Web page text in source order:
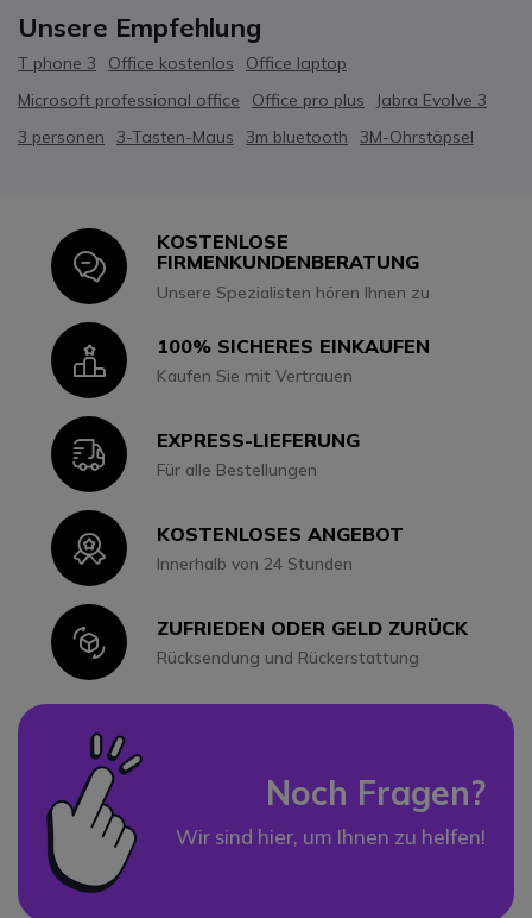
Unsere Empfehlung
T phone 3 Office kostenlos
Office laptop
Microsoft professional office
Office pro plus
Jabra Evolve 3
3 personen
3-Tasten-Maus 3m bluetooth 3M-Ohrstöpsel
Icon
KOSTENLOSE
FIRMENKUNDENBERATUNG
Unsere Spezialisten hören Ihnen zu
Icon100% SICHERES EINKAUFEN
Kaufen Sie mit Vertrauen
IconEXPRESS-LIEFERUNG
Für alle Bestellungen
IconKOSTENLOSES ANGEBOT
Innerhalb von 24 Stunden
IconZUFRIEDEN ODER GELD ZURÜCK
Rücksendung und Rückerstattung
Noch Fragen?
Wir sind hier, um Ihnen zu helfen!